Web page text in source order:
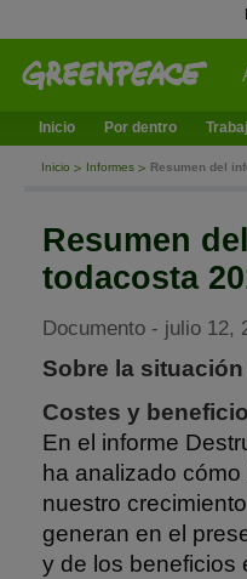
Inicio Por dentro
Inicio Informes Resumen del
Resumen
todacosta
Documento - julio 12,
Sobre la
Costes y
En el informe
ha analizado
nuestro
generan en el
y de los beneficios